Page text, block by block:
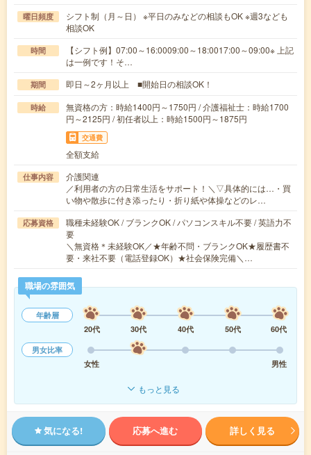
曜日頻度
シフト制（月～日） ※平日のみなどの相談もOK ※週3なども
相談OK
時間
【シフト例】07:00～16:0009:00～18:0017:00～09:00※ 上記
は一例です！そ…
期間 即日～2ヶ月以上 ■開始日の相談OK！
時給
無資格の方：時給1400円～1750円 / 介護福祉士：時給1700
円～2125円 / 初任者以上：時給1500円～1875円
交通費
全額支給
仕事内容
介護関連
／利用者の方の日常生活をサポート！＼▽具体的には…・買
い物や散歩に付き添ったり・折り紙や体操などのレ…
応募資格
職種未経験OK / ブランクOK / パソコンスキル不要 / 英語力不
要
＼無資格＊未経験OK／★年齢不問・ブランクOK★履歴書不
要・来社不要（電話登録OK）★社会保険完備＼…
職場の雰囲気
年齢層
20代
30代 40代 50代
60代
男女比率
女性
男性
もっと見る
気になる! 応募へ進む 詳しく見る